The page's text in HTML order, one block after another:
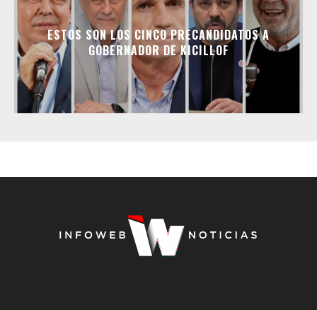
ESTOS SON LOS CINCO PRECANDIDATOS A
GOBERNADOR DE KICILLOF